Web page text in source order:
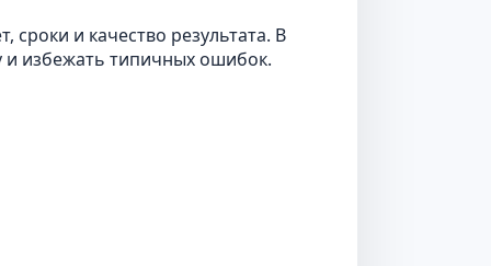
и качество результата. В
и избежать типичных ошибок.